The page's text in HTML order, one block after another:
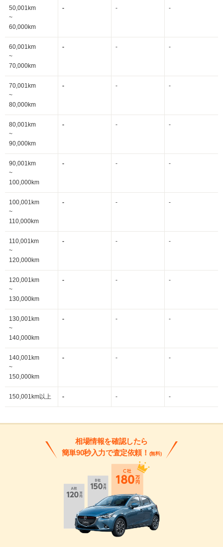
50,001km
~
60,000km
- - -
60,001km
~
70,000km
- - -
70,001km
~
80,000km
- - -
80,001km
~
90,000km
- - -
90,001km
~
100,000km
- - -
100,001km
~
110,000km
- - -
110,001km
~
120,000km
- - -
120,001km
~
130,000km
- - -
130,001km
~
140,000km
- - -
140,001km
~
150,000km
- - -
150,001km以上 - - -
相場情報を確認したら
簡単90秒入力で査定依頼！ (無料)